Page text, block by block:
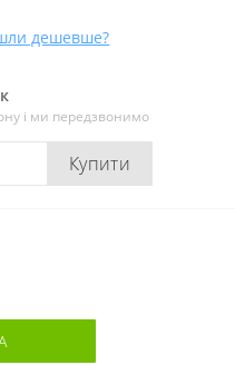
дешевше?
і ми передзвонимо
Купити